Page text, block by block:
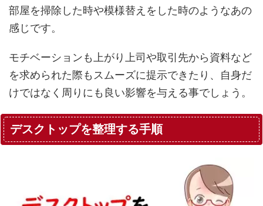
部屋を掃除した時や模様替えをした時のようなあの
感じです。
モチベーションも上がり上司や取引先から資料など
を求められた際もスムーズに提示できたり、自身だ
けではなく周りにも良い影響を与える事でしょう。
デスクトップを整理する手順